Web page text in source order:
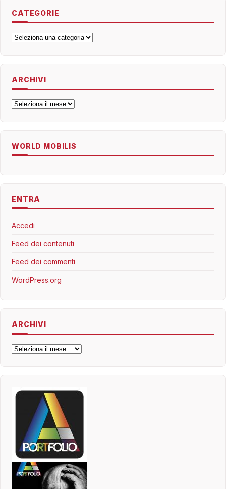
CATEGORIE
Categorie
ARCHIVI
Archivi
WORLD MOBILIS
ENTRA
Accedi
Feed dei contenuti
Feed dei commenti
WordPress.org
ARCHIVI
Archivi